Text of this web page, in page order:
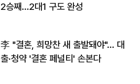
2승째…2대1 구도 완성
李 "결혼, 희망찬 새 출발돼야"… 대
출·청약 '결혼 페널티' 손본다